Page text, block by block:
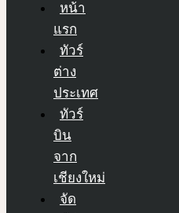
หน้า
แรก
ทัวร์
ต่าง
ประเทศ
ทัวร์
บิน
จาก
เชียงใหม่
จัด